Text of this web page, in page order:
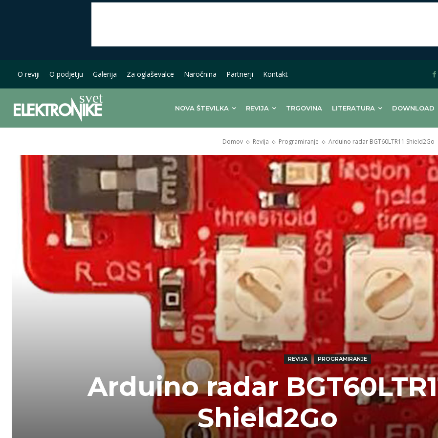
O reviji O podjetju Galerija Za oglaševalce Naročnina Partnerji Kontakt
NOVA ŠTEVILKA REVIJA TRGOVINA LITERATURA DOWNLOAD
Domov Revija Programiranje Arduino radar BGT60LTR11 Shield2Go
REVIJA PROGRAMIRANJE
Arduino radar
Shield2Go